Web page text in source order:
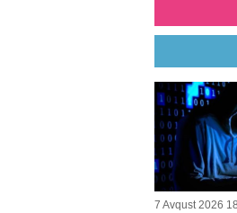
7 Avqust 2026